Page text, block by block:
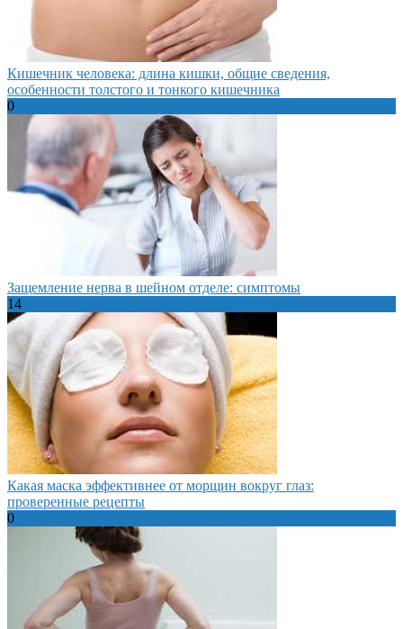
Кишечник человека: длина кишки, общие сведения,
особенности толстого и тонкого кишечника
0
Защемление нерва в шейном отделе: симптомы
14
Какая маска эффективнее от морщин вокруг глаз:
проверенные рецепты
0